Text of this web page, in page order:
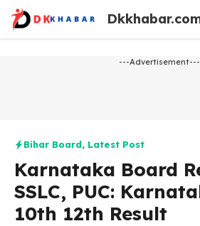
Skip
content
---Advertisement---
Bihar Board, Latest Post
Karnataka Board
SSLC, PUC:
10th 12th Result